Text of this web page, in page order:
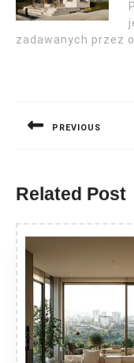
zadawanych przez
PREVIOUS
Related Post